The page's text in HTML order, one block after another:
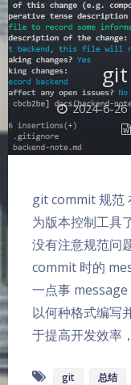
2024-6-26
git commit 规范
为版本控制工具
没有注意规范问
commit 时的
一点事
以何种格式编写
于提高开发效率
git 总结